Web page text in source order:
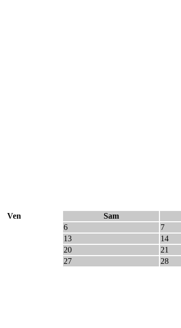
Ven Sam
6
7
13
14
20
21
27
28